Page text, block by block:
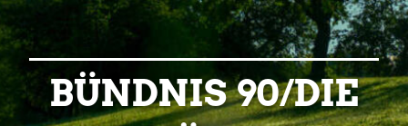
BÜNDNIS 90/DIE